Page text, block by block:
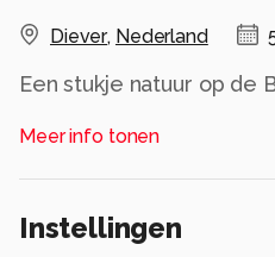
Diever, Nederland
Een stukje natuur op de
Meer info tonen
Instellingen